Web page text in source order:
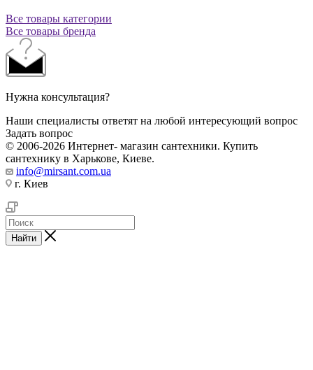
Все товары категории
Все товары бренда
Нужна консультация?
Наши специалисты ответят на любой интересующий вопрос
Задать вопрос
© 2006-2026 Интернет- магазин сантехники. Купить
сантехнику в Харькове, Киеве.
info@mirsant.com.ua
г. Киев
Найти